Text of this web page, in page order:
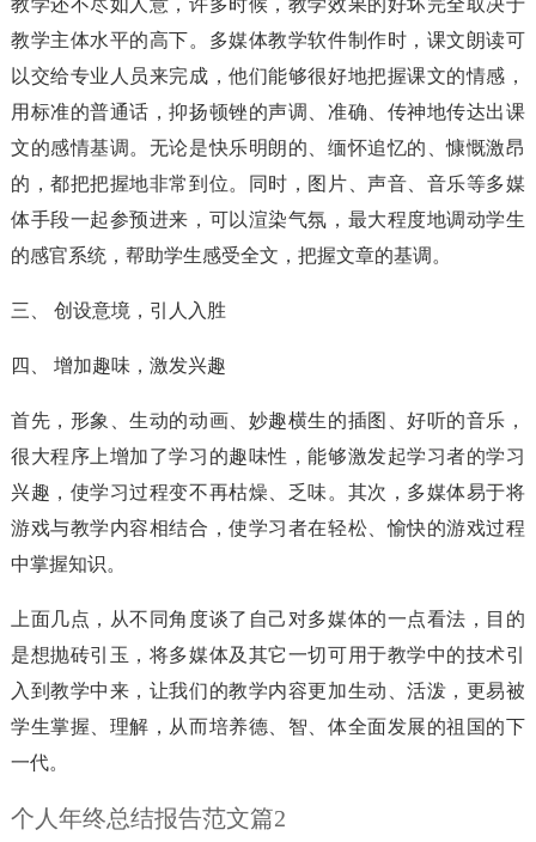
教学还不尽如人意，许多时候，教学效果的好坏完全取决于
教学主体水平的高下。多媒体教学软件制作时，课文朗读可
以交给专业人员来完成，他们能够很好地把握课文的情感，
用标准的普通话，抑扬顿锉的声调、准确、传神地传达出课
文的感情基调。无论是快乐明朗的、缅怀追忆的、慷慨激昂
的，都把把握地非常到位。同时，图片、声音、音乐等多媒
体手段一起参预进来，可以渲染气氛，最大程度地调动学生
的感官系统，帮助学生感受全文，把握文章的基调。
三、 创设意境，引人入胜
四、 增加趣味，激发兴趣
首先，形象、生动的动画、妙趣横生的插图、好听的音乐，
很大程序上增加了学习的趣味性，能够激发起学习者的学习
兴趣，使学习过程变不再枯燥、乏味。其次，多媒体易于将
游戏与教学内容相结合，使学习者在轻松、愉快的游戏过程
中掌握知识。
上面几点，从不同角度谈了自己对多媒体的一点看法，目的
是想抛砖引玉，将多媒体及其它一切可用于教学中的技术引
入到教学中来，让我们的教学内容更加生动、活泼，更易被
学生掌握、理解，从而培养德、智、体全面发展的祖国的下
一代。
个人年终总结报告范文篇2